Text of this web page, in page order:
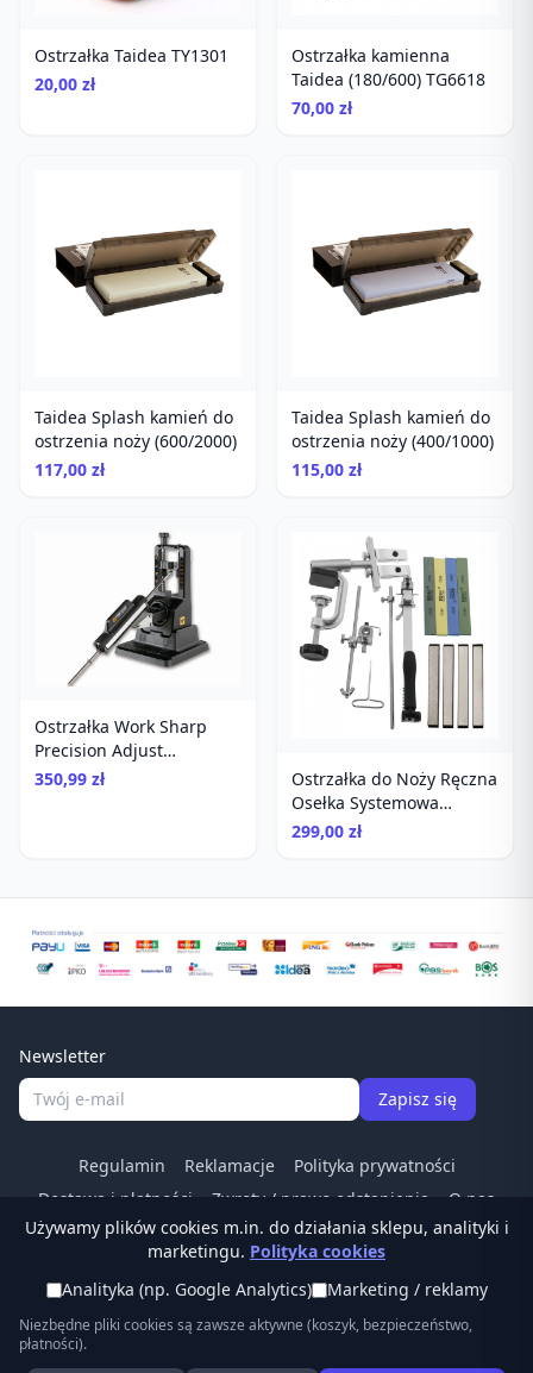
Ostrzałka Taidea TY1301
20,00 zł
Ostrzałka kamienna
Taidea (180/600) TG6618
70,00 zł
Taidea Splash kamień do
ostrzenia noży (600/2000)
117,00 zł
Taidea Splash kamień do
ostrzenia noży (400/1000)
115,00 zł
Ostrzałka Work Sharp
Precision Adjust
diamentowa
350,99 zł
Ostrzałka do Noży Ręczna
Osełka Systemowa
Diamenty Kamienie
299,00 zł
Newsletter
Zapisz się
Regulamin Reklamacje
Polityka prywatności
Dostawa i płatności
Zwroty / prawo odstapienia
O nas
Kontakt
Odstąp od umowy
Tel: (22) 266 83 84
© Ostrzalkilansky.pl ·
sklep@ostrzalkilansky.pl
Używamy plików cookies m.in. do działania sklepu, analityki i
marketingu. Polityka cookies
Analityka (np. Google Analytics)
Marketing / reklamy
Niezbędne pliki cookies są zawsze aktywne (koszyk, bezpieczeństwo,
płatności).